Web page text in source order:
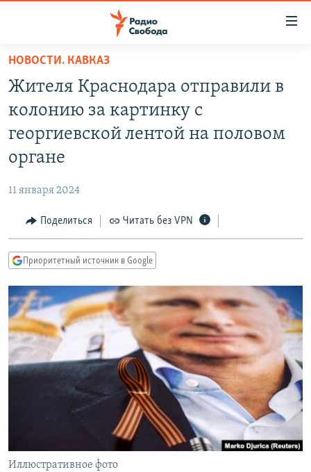
упрощенного
доступа
основному
содержанию
Вернутся
навигации
Вернутся
АВТОРСКИЕ ПРОЕКТЫ
КУЛЬТУРА
IDEL.РЕАЛИИ
КАВКАЗ.РЕАЛИИ
СИБИРЬ.РЕАЛИИ
РАСПИСАНИЕ ВЕЩАНИЯ
ПОДПИШИТЕСЬ НА РАССЫЛКУ
СОЦИАЛЬНЫЕ СЕТИ
НОВОСТИ. КАВКАЗ
Жителя Краснодара отправили в
колонию за картинку с
георгиевской лентой на половом
органе
11 января 2024
Поделиться Читать без VPN
Приоритетный источник в Google
Иллюстративное фото